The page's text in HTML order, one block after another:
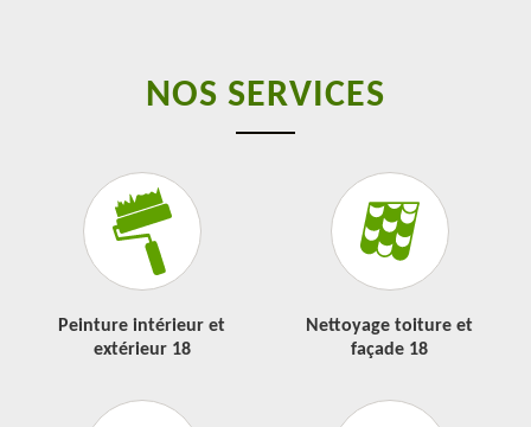
NOS SERVICES
Peinture intérieur et
extérieur 18
Nettoyage toiture et
façade 18